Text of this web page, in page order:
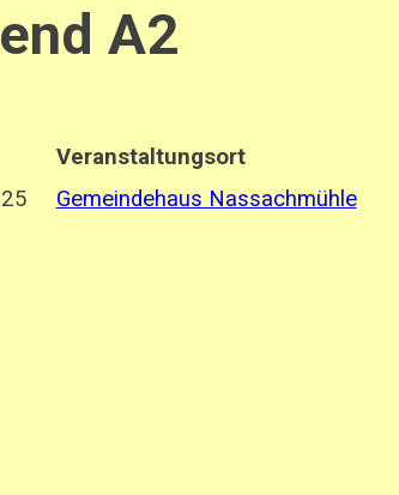
A2
Veranstaltungsort
Gemeindehaus Nassachmühle